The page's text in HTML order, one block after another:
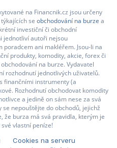
na Financnik.cz jsou určeny
se obchodování na burze a
investiční či obchodní
jednotliví autoři nejsou
ani makléřem. Jsou-li na
produkty, komodity, akcie, forex či
na burze. Vydavatel
rozhodnutí jednotlivých uživatelů.
finančními instrumenty (a
Rozhodnutí obchodovat komodity
a jedině on sám nese za svá
nepouštějte do obchodů, jejichž
že burza má svá pravidla, kterým je
vlastní peníze!
Cookies na serveru